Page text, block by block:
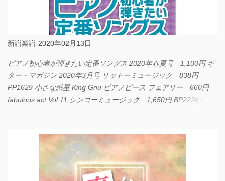
新譜楽譜-2020年02月13日-
ピアノ初心者が弾きたい定番ソングス 2020年春夏号 1,100円 ギ
ター・マガジン 2020年3月号 リットーミュージック 838円
PP1629 小さな惑星 King Gnu ピアノピース フェアリー 660円
fabulous act Vol.11 シンコーミュージック 1,650円 BP2226 I